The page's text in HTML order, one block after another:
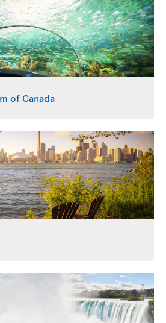
of Canada